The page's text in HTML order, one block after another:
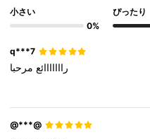
小さい
0%
ぴったり
q***7
رااااااائع مرحبا
@***@